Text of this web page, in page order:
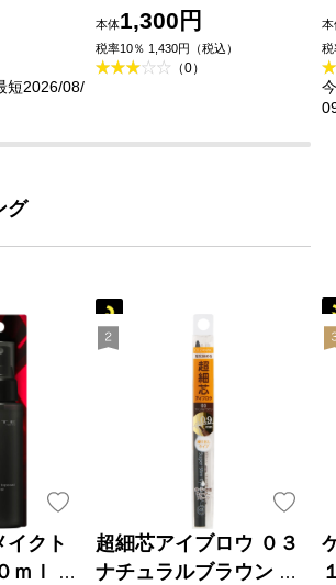
ｍＬ 花
短2026/08/
ｍｌ マンダム (医薬部外
品)
本体1,300円
税率10％ 1,430円（税込）
（0）
本
税
グ
クト
ｍｌ カ
超細芯アイブロウ ０３
ナチュラルブラウン ＿